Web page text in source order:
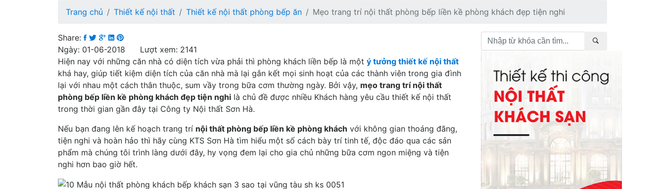
Trang chủ Thiết kế nội thất Thiết kế nội thất phòng bếp ăn Mẹo trang trí nội thất phòng bếp liền kề phòng khách đẹp tiện nghi
Share:
Ngày: 01-06-2018 Lượt xem: 2141
Hiện nay với những căn nhà có diện tích vừa phải thì phòng khách liền bếp là một ý tưởng thiết kế nội thất
khá hay, giúp tiết kiệm diện tích của căn nhà mà lại gắn kết mọi sinh hoạt của các thành viên trong gia đình
lại với nhau một cách thân thuộc, sum vầy trong bữa cơm thường ngày. Bởi vậy, mẹo trang trí nội thất
phòng bếp liền kề phòng khách đẹp tiện nghi là chủ đề được nhiều Khách hàng yêu cầu thiết kế nội thất
trong thời gian gần đây tại Công ty Nội thất Sơn Hà.
Nếu bạn đang lên kế hoạch trang trí nội thất phòng bếp liền kề phòng khách với không gian thoáng đãng,
tiện nghi và hoàn hảo thì hãy cùng KTS Sơn Hà tìm hiểu một số cách bày trí tinh tế, độc đáo qua các sản
phẩm mà chúng tôi trình làng dưới đây, hy vọng đem lại cho gia chủ những bữa cơm ngon miệng và tiện
nghi hơn bao giờ hết.